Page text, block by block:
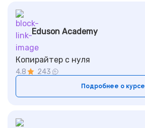
Eduson Academy
Копирайтер с нуля
4.8 243
Подробнее о курсе